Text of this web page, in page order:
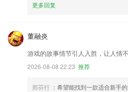
更多回复
董融炎
游戏的故事情节引人入胜，让人情
2026-08-08 22:23 推荐
郑芬行 ：希望能找到一款适合新手